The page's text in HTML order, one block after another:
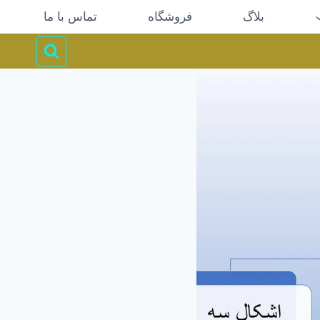
بلاگ فروشگاه تماس با ما